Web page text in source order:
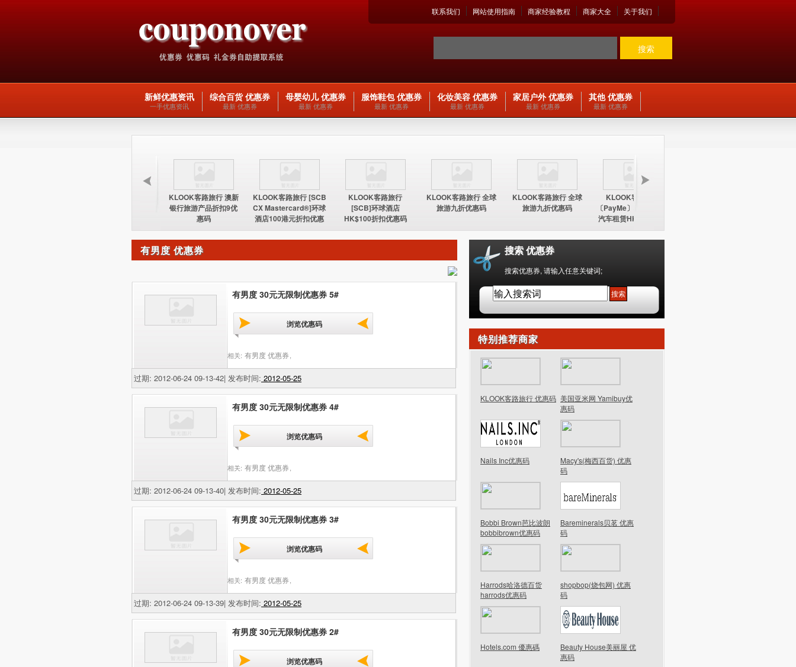
关于我们
商家大全
商家经验教程
网站使用指南
联系我们
搜索
新鲜优惠资讯
一手优惠资讯
综合百货 优惠券
最新 优惠券
母婴幼儿 优惠券
最新 优惠券
服饰鞋包 优惠券
最新 优惠券
化妆美容 优惠券
最新 优惠券
家居户外 优惠券
最新 优惠券
其他 优惠券
最新 优惠券
KLOOK客路旅行 澳新
银行旅游产品折扣9优
惠码
KLOOK客路旅行 [SCB
CX Mastercard®]环球
酒店100港元折扣优惠
码
KLOOK客路旅行
[SCB]环球酒店
HK$100折扣优惠码
KLOOK客路旅行 全球
旅游九折优惠码
KLOOK客路旅行 全球
旅游九折优惠码
KLOOK客路旅行
〔PayMe〕环球酒店及
汽车租赁HK$100折扣
优惠码
有男度 优惠券
有男度 30元无限制优惠券 5#
浏览优惠码
相关: 有男度 优惠券
过期: 2012-06-24 09-13-42| 发布时间: 2012-05-25
有男度 30元无限制优惠券 4#
浏览优惠码
相关: 有男度 优惠券
过期: 2012-06-24 09-13-40| 发布时间: 2012-05-25
有男度 30元无限制优惠券 3#
浏览优惠码
相关: 有男度 优惠券
过期: 2012-06-24 09-13-39| 发布时间: 2012-05-25
有男度 30元无限制优惠券 2#
浏览优惠码
搜索 优惠券
搜索优惠券, 请输入任意关键词;
特别推荐商家
KLOOK客路旅行 优惠码 美国亚米网 Yamibuy优
惠码
Nails Inc优惠码
Macy's(梅西百货) 优惠
码
Bobbi Brown芭比波朗
bobbibrown优惠码
Bareminerals贝茗 优惠
码
Harrods哈洛德百货
harrods优惠码
shopbop(烧包网) 优惠
码
Hotels.com 優惠碼
Beauty House美丽屋 优
惠码